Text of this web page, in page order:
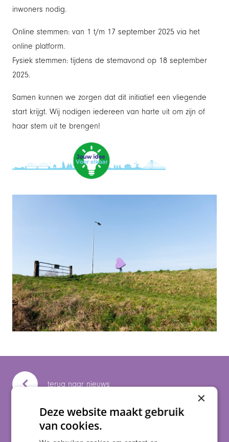
inwoners nodig.
Online stemmen: van 1 t/m 17 september 2025 via het
online platform.
Fysiek stemmen: tijdens de stemavond op 18 september
2025.
Samen kunnen we zorgen dat dit initiatief een vliegende
start krijgt. Wij nodigen iedereen van harte uit om zijn of
haar stem uit te brengen!
terug naar nieuws
Deel pagina op
×
Deze website maakt gebruik
van cookies.